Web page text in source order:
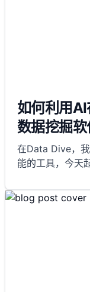
如何利用
数据挖掘软
在Data Dive，
能的工具，今天